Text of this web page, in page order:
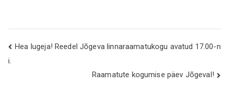
Navigeerimine
Hea lugeja! Reedel Jõgeva linnaraamatukogu avatud 17.00-n
i.
Raamatute kogumise päev Jõgeval!